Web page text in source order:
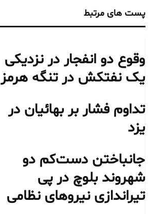
پست های مرتبط
وقوع دو انفجار در نزدیکی
یک نفتکش در تنگه هرمز
تداوم فشار بر بهائیان در
یزد
جانباختن دست‌کم دو
شهروند بلوچ در پی
تیراندازی نیروهای نظامی